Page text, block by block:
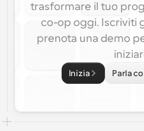
trasformare il tuo
co-op oggi. Iscriviti
prenota una demo
Inizia Parla